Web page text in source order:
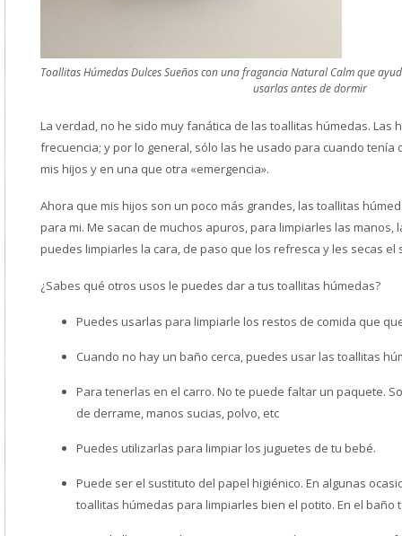
Toallitas Húmedas Dulces Sueños con una fragancia Natural Calm que
usarlas antes de dormir
La verdad, no he sido muy fanática de las toallitas húmedas. Las
frecuencia; y por lo general, sólo las he usado para cuando tenía
mis hijos y en una que otra «emergencia».
Ahora que mis hijos son un poco más grandes, las toallitas
para mi. Me sacan de muchos apuros, para limpiarles las manos,
puedes limpiarles la cara, de paso que los refresca y les secas el
¿Sabes qué otros usos le puedes dar a tus toallitas húmedas?
Puedes usarlas para limpiarle los restos de comida que
Cuando no hay un baño cerca, puedes usar las toallitas
Para tenerlas en el carro. No te puede faltar un paquete.
de derrame, manos sucias, polvo, etc
Puedes utilizarlas para limpiar los juguetes de tu bebé.
Puede ser el sustituto del papel higiénico. En algunas
toallitas húmedas para limpiarles bien el potito. En el baño